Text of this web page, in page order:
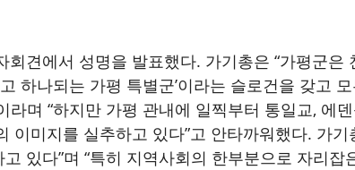
회견에서 성명을 발표했다. 가기총은 “가평군은
하나되는 가평 특별군’이라는 슬로건을 갖고
라며 “하지만 가평 관내에 일찍부터 통일교, 에
이미지를 실추하고 있다”고 안타까워했다. 가기
있다”며 “특히 지역사회의 한부분으로 자리잡